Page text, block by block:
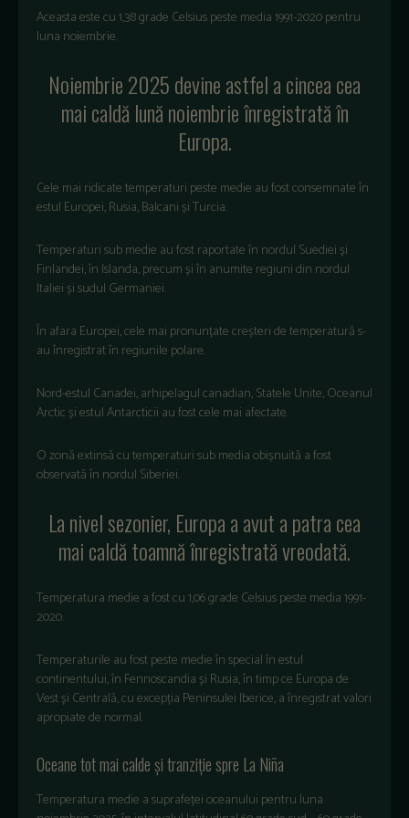
Aceasta este cu 1,38 grade Celsius peste media 1991-2020 pentru
luna noiembrie.
Noiembrie 2025 devine astfel a cincea cea
mai caldă lună noiembrie înregistrată în
Europa.
Cele mai ridicate temperaturi peste medie au fost consemnate în
estul Europei, Rusia, Balcani și Turcia.
Temperaturi sub medie au fost raportate în nordul Suediei și
Finlandei, în Islanda, precum și în anumite regiuni din nordul
Italiei și sudul Germaniei.
În afara Europei, cele mai pronunțate creșteri de temperatură s-
au înregistrat în regiunile polare.
Nord-estul Canadei, arhipelagul canadian, Statele Unite, Oceanul
Arctic și estul Antarcticii au fost cele mai afectate.
O zonă extinsă cu temperaturi sub media obișnuită a fost
observată în nordul Siberiei.
La nivel sezonier, Europa a avut a patra cea
mai caldă toamnă înregistrată vreodată.
Temperatura medie a fost cu 1,06 grade Celsius peste media 1991-
2020.
Temperaturile au fost peste medie în special în estul
continentului, în Fennoscandia și Rusia, în timp ce Europa de
Vest și Centrală, cu excepția Peninsulei Iberice, a înregistrat valori
apropiate de normal.
Oceane tot mai caldeși tranziție spre La Niña
Temperatura medie asuprafețeioceanului pentru luna